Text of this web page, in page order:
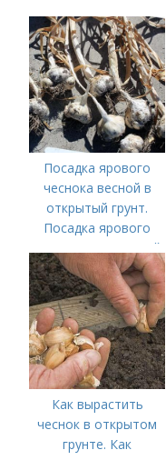
ПОСАДИТЬ ОЗИМЫЙ
ЧЕСНОК
Посадка ярового
чеснока весной в
открытый грунт.
Посадка ярового
чеснока в открытый
грунт
Как вырастить
чеснок в открытом
грунте. Как